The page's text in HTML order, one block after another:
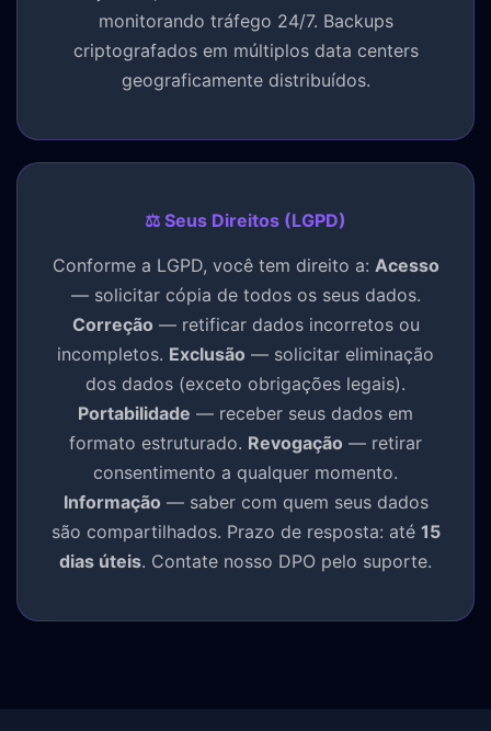
monitorando tráfego 24/7. Backups
criptografados em múltiplos data centers
geograficamente distribuídos.
⚖️ Seus Direitos (LGPD)
Conforme a LGPD, você tem direito a: Acesso
— solicitar cópia de todos os seus dados.
Correção — retificar dados incorretos ou
incompletos. Exclusão — solicitar eliminação
dos dados (exceto obrigações legais).
Portabilidade — receber seus dados em
formato estruturado. Revogação — retirar
consentimento a qualquer momento.
Informação — saber com quem seus dados
são compartilhados. Prazo de resposta: até 15
dias úteis. Contate nosso DPO pelo suporte.